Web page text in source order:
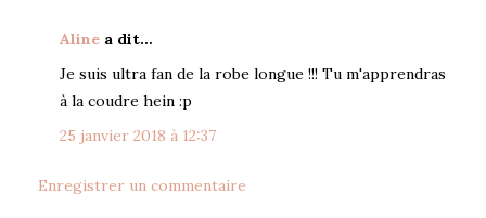
Aline a dit…
Je suis ultra fan de la robe longue !!! Tu m'apprendras
à la coudre hein :p
25 janvier 2018 à 12:37
Enregistrer un commentaire